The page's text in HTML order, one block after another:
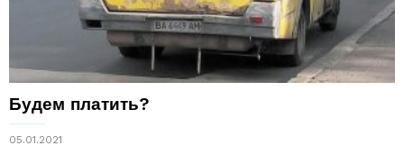
Будем платить?
05.01.2021